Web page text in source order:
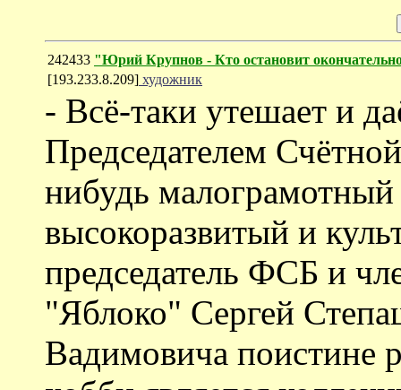
242433 "Юрий Крупнов - Кто остановит
[193.233.8.209] художник
- Всё-таки утешает и
Председателем
нибудь
высокоразвитый и
председатель ФСБ и
"Яблоко" Сергей
Вадимовича поистине